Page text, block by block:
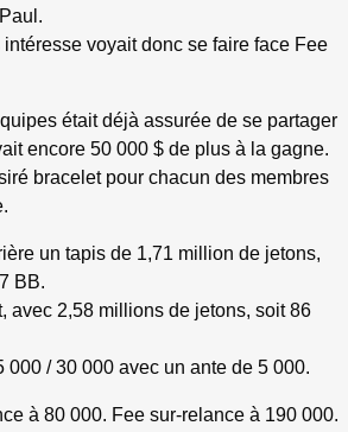
voyait donc se faire face Fee
était déjà assurée de se partager
encore 50 000 $ de plus à la gagne.
bracelet pour chacun des membres
un tapis de 1,71 million de jetons,
BB.
avec 2,58 millions de jetons, soit 86
000 / 30 000 avec un ante de 5 000.
à 80 000. Fee sur-relance à 190 000.